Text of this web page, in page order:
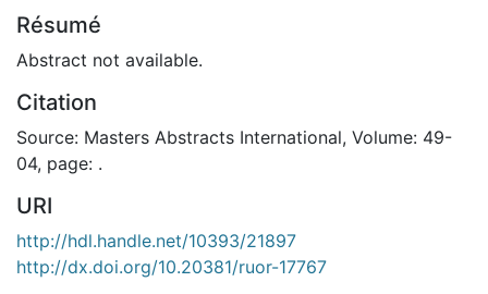
Résumé
Abstract not available.
Citation
Source: Masters Abstracts International, Volume: 49-
04, page: .
URI
http://hdl.handle.net/10393/21897
http://dx.doi.org/10.20381/ruor-17767